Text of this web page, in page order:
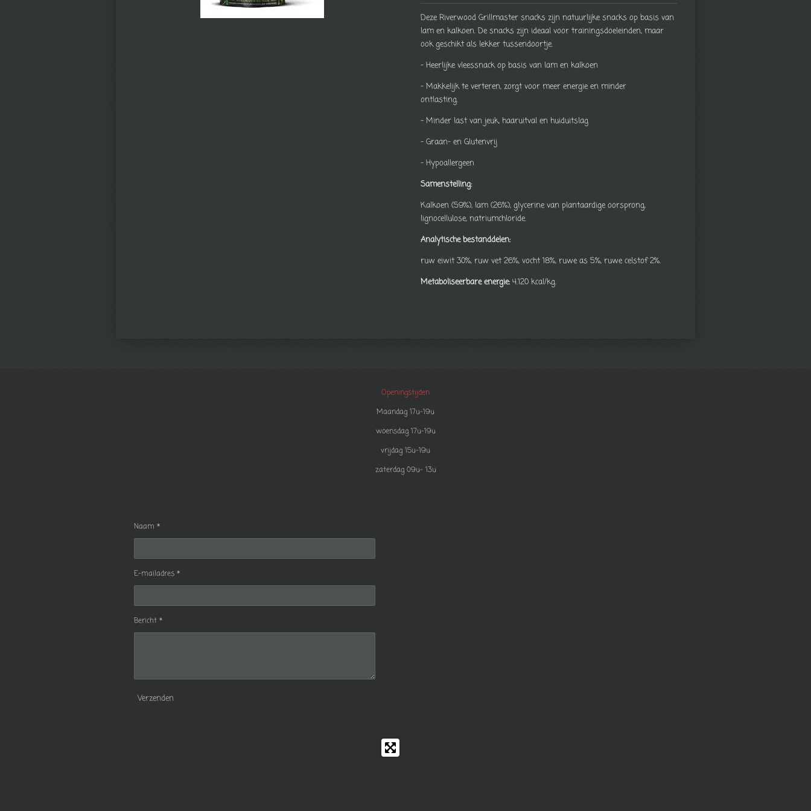
Deze Riverwood Grillmaster snacks zijn natuurlijke snacks op basis van
lam en kalkoen. De snacks zijn ideaal voor trainingsdoeleinden, maar
ook geschikt als lekker tussendoortje.
- Heerlijke vleessnack op basis van lam en kalkoen
- Makkelijk te verteren, zorgt voor meer energie en minder
ontlasting.
- Minder last van jeuk, haaruitval en huiduitslag
- Graan- en Glutenvrij
- Hypoallergeen
Samenstelling:
Kalkoen (59%), lam (26%), glycerine van plantaardige oorsprong,
lignocellulose, natriumchloride.
Analytische bestanddelen:
ruw eiwit 30%, ruw vet 26%, vocht 18%, ruwe as 5%, ruwe celstof 2%.
Metaboliseerbare energie: 4.120 kcal/kg.
Openingstijden
Maandag 17u-19u
woensdag 17u-19u
vrijdag 15u-19u
zaterdag 09u- 13u
Naam *
E-mailadres *
Bericht *
Verzenden